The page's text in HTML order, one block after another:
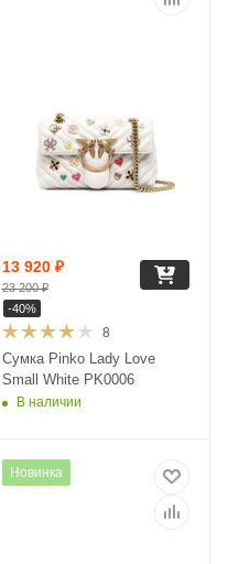
8
Сумка Pinko Lady Love
Small White PK0006
В наличии
13 920₽
23 200₽
-40%
Новинка